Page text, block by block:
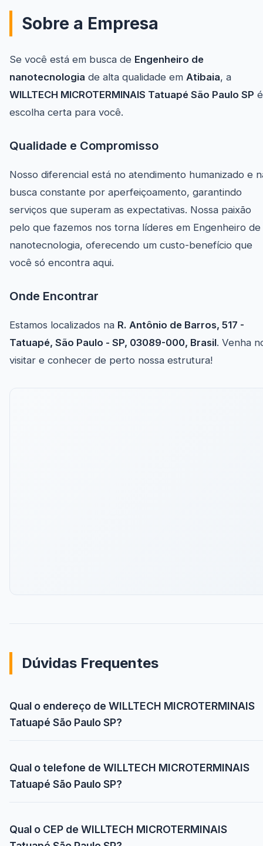
Sobre a Empresa
Se você está em busca de Engenheiro de
nanotecnologia de alta qualidade em Atibaia, a
WILLTECH MICROTERMINAIS Tatuapé São Paulo SP
escolha certa para você.
Qualidade e Compromisso
Nosso diferencial está no atendimento humanizado e
busca constante por aperfeiçoamento, garantindo
serviços que superam as expectativas. Nossa paixão
pelo que fazemos nos torna líderes em Engenheiro de
nanotecnologia, oferecendo um custo-benefício que
você só encontra aqui.
Onde Encontrar
Estamos localizados na R. Antônio de Barros, 517 -
Tatuapé, São Paulo - SP, 03089-000, Brasil. Venha
visitar e conhecer de perto nossa estrutura!
Dúvidas Frequentes
Qual o endereço de WILLTECH MICROTERMINAIS
Tatuapé São Paulo SP?
Qual o telefone de WILLTECH MICROTERMINAIS
Tatuapé São Paulo SP?
Qual o CEP de WILLTECH MICROTERMINAIS